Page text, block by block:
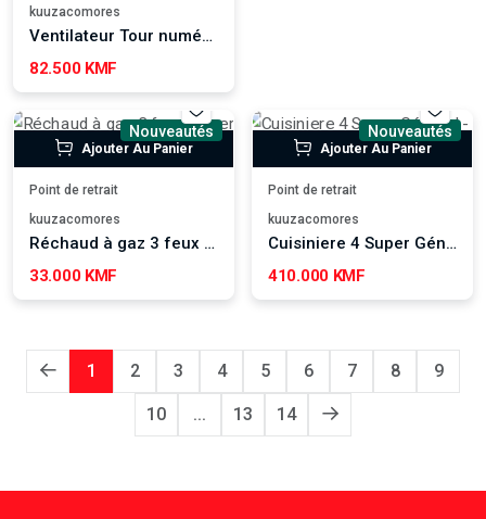
kuuzacomores
Ventilateur Tour numérique Geepas GF21167
82.500 KMF
Nouveautés
Ajouter Au Panier
Point de retrait
kuuzacomores
Réchaud à gaz 3 feux Super Général - SGCB03SS
33.000 KMF
Nouveautés
Ajouter Au Panier
Point de retrait
kuuzacomores
Cuisiniere 4 Super Général - SGC6580FS
410.000 KMF
1 2 3 4 5 6 7 8 9
10 ... 13 14